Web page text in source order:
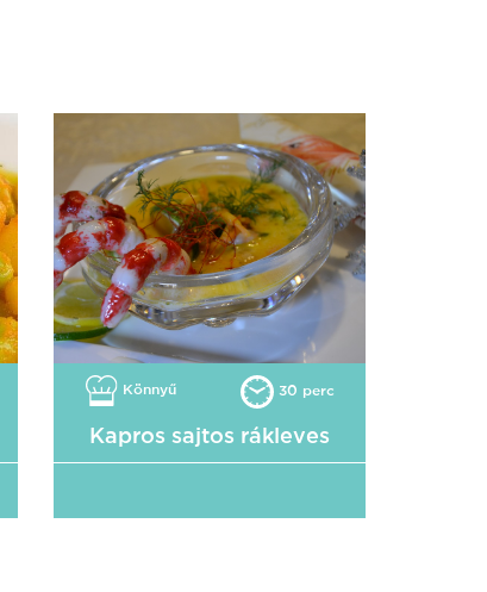
Könnyű 30 perc
Kapros sajtos rákleves